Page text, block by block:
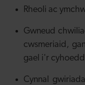
Rheoli ac
Gwneud
cwsmeriaid,
gael i'r cyhoedd
Cynnal